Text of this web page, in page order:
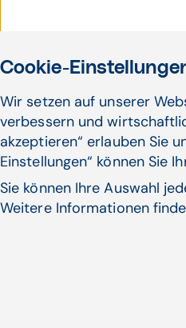
Cookie-
Wir setzen auf unserer
verbessern und
akzeptieren“ erlauben Sie
Einstellungen“ können Sie
Sie können Ihre Auswahl
Weitere Informationen